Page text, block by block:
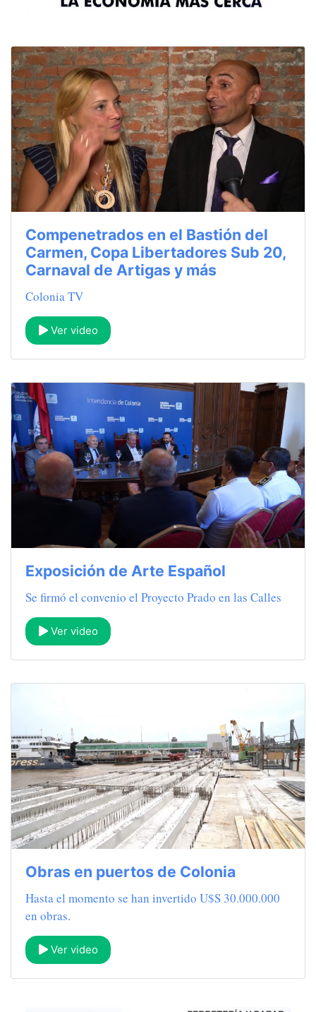
Compenetrados en el Bastión del
Carmen, Copa Libertadores Sub 20,
Carnaval de Artigas y más
Colonia TV
Ver video
Exposición de Arte Español
Se firmó el convenio el Proyecto Prado en las Calles
Ver video
Obras en puertos de Colonia
Hasta el momento se han invertido U$S 30.000.000
en obras.
Ver video